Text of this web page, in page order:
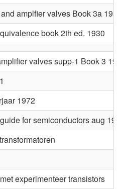
amplfier valves Book 3a 1952
book 2th ed. 1930
valves supp-1 Book 3 1949
1972
for semiconductors aug 1980
experimenteer transistors